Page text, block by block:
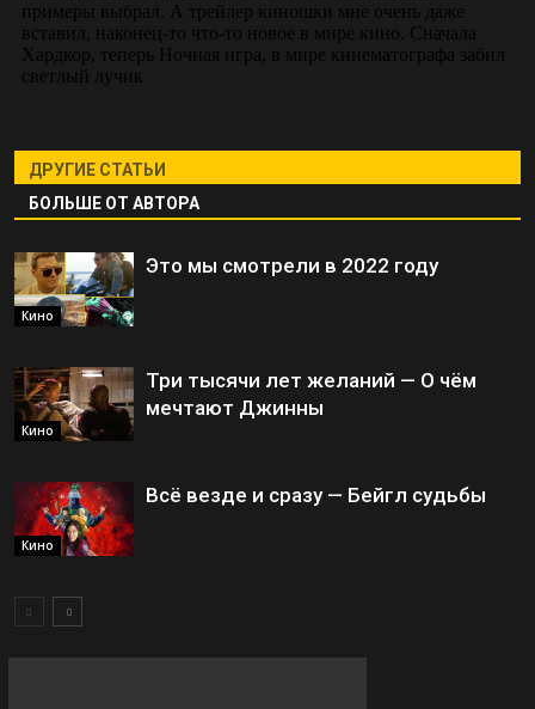
ДРУГИЕ СТАТЬИ
БОЛЬШЕ ОТ АВТОРА
Кино
Это мы смотрели в 2022 году
Кино
Три тысячи лет желаний — О чём
мечтают Джинны
Кино
Всё везде и сразу — Бейгл судьбы